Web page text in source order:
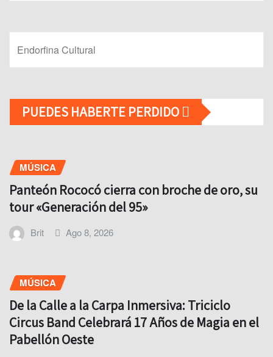
Endorfina Cultural
PUEDES HABERTE PERDIDO
MÚSICA
Panteón Rococó cierra con broche de oro, su
tour «Generación del 95»
Brit Ago 8, 2026
MÚSICA
De la Calle a la Carpa Inmersiva: Triciclo
Circus Band Celebrará 17 Años de Magia en el
Pabellón Oeste